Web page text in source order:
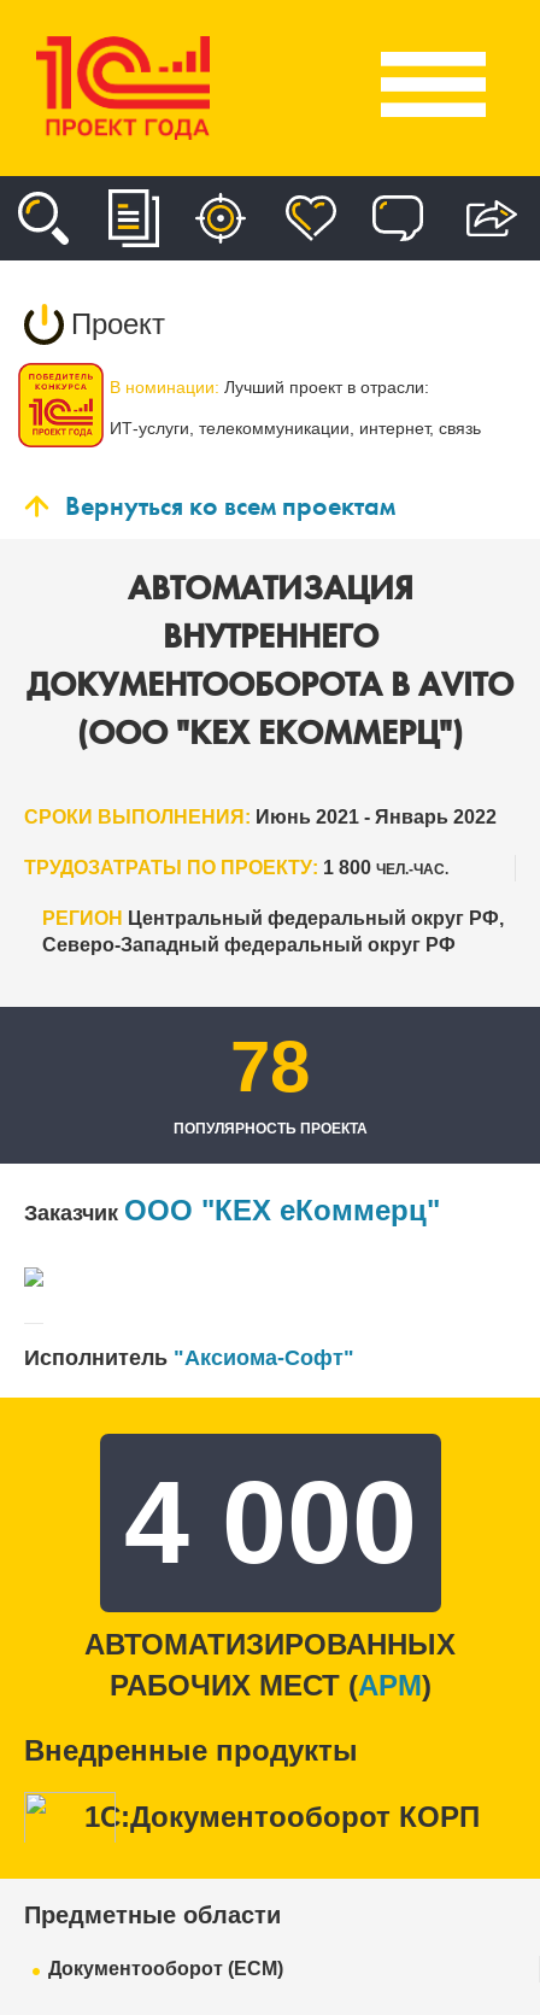
Проект
В номинации: Лучший проект в отрасли:
ИТ-услуги, телекоммуникации, интернет, связь
Вернуться ко всем проектам
АВТОМАТИЗАЦИЯ
ВНУТРЕННЕГО
ДОКУМЕНТООБОРОТА В AVITO
(OOO "КEX ЕКОММЕРЦ")
СРОКИ ВЫПОЛНЕНИЯ: Июнь 2021 - Январь 2022
ТРУДОЗАТРАТЫ ПО ПРОЕКТУ: 1 800 ЧЕЛ.-ЧАС.
РЕГИОН Центральный федеральный округ РФ,
Северо-Западный федеральный округ РФ
78
ПОПУЛЯРНОСТЬ ПРОЕКТА
Заказчик OOO "КEX еКоммерц"
Исполнитель "Аксиома-Софт"
4 000
АВТОМАТИЗИРОВАННЫХ
РАБОЧИХ МЕСТ (APM)
Внедренные продукты
1С:Документооборот КОРП
Предметные области
Документооборот (ECM)